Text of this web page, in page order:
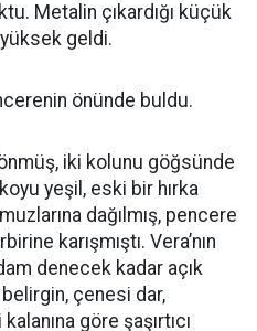
Metalin çıkardığı küçük
geldi.
önünde buldu.
iki kolunu göğsünde
yeşil, eski bir hırka
dağılmış, pencere
karışmıştı. Vera’nın
denecek kadar açık
çenesi dar,
göre şaşırtıcı